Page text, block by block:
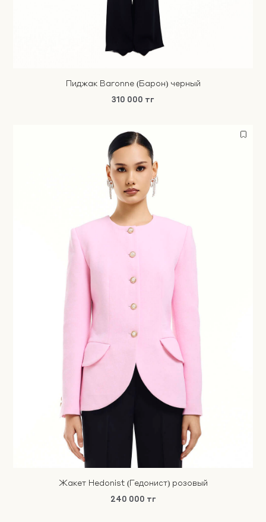
Пиджак Baronne (Барон) черный
310 000 тг
Жакет Hedonist (Гедонист) розовый
240 000 тг